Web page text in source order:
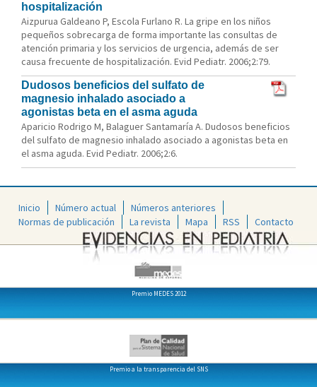
hospitalización
Aizpurua Galdeano P, Escola Furlano R. La gripe en los niños
pequeños sobrecarga de forma importante las consultas de
atención primaria y los servicios de urgencia, además de ser
causa frecuente de hospitalización. Evid Pediatr. 2006;2:79.
Dudosos beneficios del sulfato de
magnesio inhalado asociado a
agonistas beta en el asma aguda
Aparicio Rodrigo M, Balaguer Santamaría A. Dudosos beneficios
del sulfato de magnesio inhalado asociado a agonistas beta en
el asma aguda. Evid Pediatr. 2006;2:6.
Inicio Número actual
Números anteriores
Normas de publicación
La revista Mapa RSS Contacto
Premio MEDES 2012
Premio a la transparencia del SNS